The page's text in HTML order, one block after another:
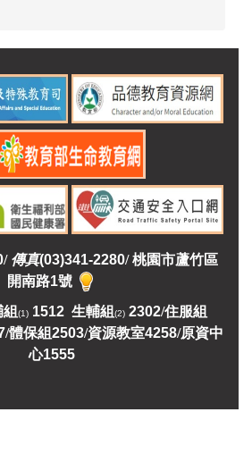
/ 傳真(03)341-2280/ 桃園市蘆竹區
開南路1號
(1) 1512 生輔組 (2) 2302/住服組
/體保組2503/資源教室4258/原資中
心1555